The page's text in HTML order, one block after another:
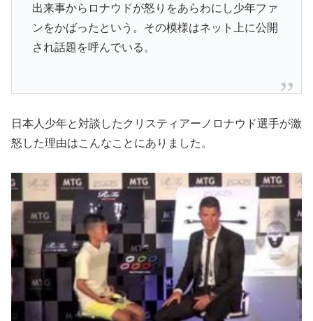
出来事からロナウドが怒りをあらわにし少年ファ
ンをかばったという。その模様はネット上に公開
され話題を呼んでいる。
日本人少年と対談したクリスティアーノロナウド選手が激
怒した理由はこんなことにありました。